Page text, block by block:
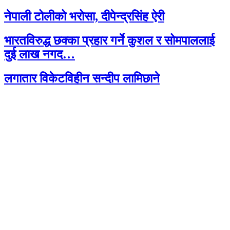
नेपाली टोलीको भरोसा, दीपेन्द्रसिंह ऐरी
भारतविरुद्ध छक्का प्रहार गर्ने कुशल र सोमपाललाई
दुई लाख नगद…
लगातार विकेटविहीन सन्दीप लामिछाने